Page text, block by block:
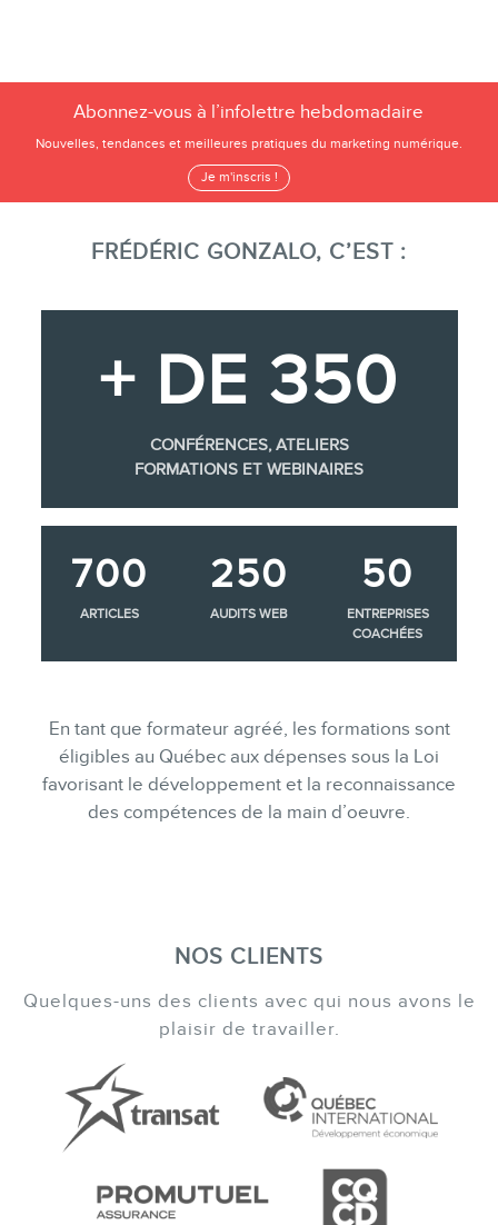
Abonnez-vous à l’infolettre hebdomadaire
Nouvelles, tendances et meilleures pratiques du marketing numérique.
Je m'inscris !
FRÉDÉRIC GONZALO, C’EST :
+ DE 350
CONFÉRENCES, ATELIERS
FORMATIONS ET WEBINAIRES
700
ARTICLES
250
AUDITS WEB
50
ENTREPRISES
COACHÉES
En tant que formateur agréé, les formations sont
éligibles au Québec aux dépenses sous la Loi
favorisant le développement et la reconnaissance
des compétences de la main d’oeuvre.
NOS CLIENTS
Quelques-uns des clients avec qui nous avons le
plaisir de travailler.